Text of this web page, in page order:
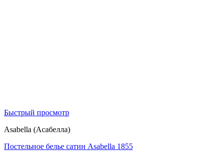
Быстрый просмотр
Asabella (Асабелла)
Постельное белье сатин Asabella 1855